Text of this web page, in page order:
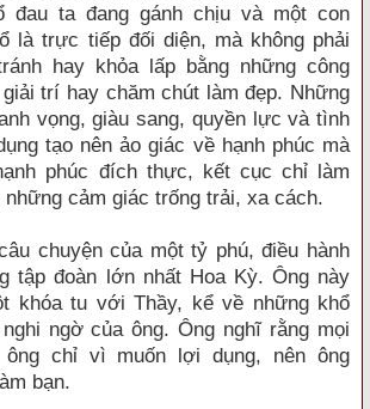
đau ta đang gánh chịu và một con
là trực tiếp đối diện, mà không phải
hay khỏa lấp bằng những công
trí hay chăm chút làm đẹp. Những
vọng, giàu sang, quyền lực và tình
tạo nên ảo giác về hạnh phúc mà
phúc đích thực, kết cục chỉ làm
cảm giác trống trải, xa cách.
chuyện của một tỷ phú, điều hành
tập đoàn lớn nhất Hoa Kỳ. Ông này
khóa tu với Thầy, kể về những khổ
ngờ của ông. Ông nghĩ rằng mọi
chỉ vì muốn lợi dụng, nên ông
bạn.